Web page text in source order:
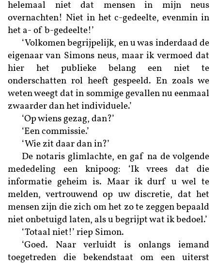
helemaal niet dat mensen in mijn neus
overnachten! Niet in het c-gedeelte, evenmin in
het a- of b-gedeelte!’
‘Volkomen begrijpelijk, en u was inderdaad de
eigenaar van Simons neus, maar ik vermoed dat
hier het publieke belang een niet te
onderschatten rol heeft gespeeld. En zoals we
weten weegt dat in sommige gevallen nu eenmaal
zwaarder dan het individuele.’
‘Op wiens gezag, dan?’
‘Een commissie.’
‘Wie zit daar dan in?’
De notaris glimlachte, en gaf na de volgende
mededeling een knipoog: ‘Ik vrees dat die
informatie geheim is. Maar ik durf u wel te
melden, vertrouwend op uw discretie, dat het
mensen zijn die zich om het zo te zeggen bepaald
niet onbetuigd laten, als u begrijpt wat ik bedoel.’
‘Totaal niet!’ riep Simon.
‘Goed. Naar verluidt is onlangs iemand
toegetreden die bekendstaat om een uiterst